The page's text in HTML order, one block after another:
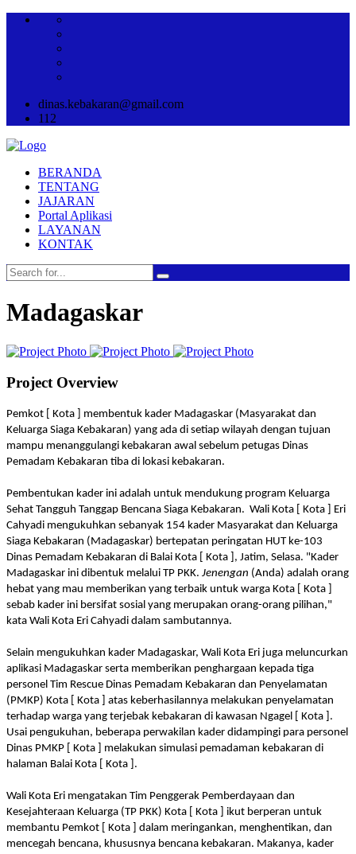
dinas.kebakaran@gmail.com
112
BERANDA
TENTANG
JAJARAN
Portal Aplikasi
LAYANAN
KONTAK
Madagaskar
Project Overview
Pemkot [ Kota ] membentuk kader Madagaskar (Masyarakat dan
Keluarga Siaga Kebakaran) yang ada di setiap wilayah dengan tujuan
mampu menanggulangi kebakaran awal sebelum petugas Dinas
Pemadam Kebakaran tiba di lokasi kebakaran.
Pembentukan kader ini adalah untuk mendukung program Keluarga
Sehat Tangguh Tanggap Bencana Siaga Kebakaran. Wali Kota [ Kota ] Eri
Cahyadi mengukuhkan sebanyak 154 kader Masyarakat dan Keluarga
Siaga Kebakaran (Madagaskar) bertepatan peringatan HUT ke-103
Dinas Pemadam Kebakaran di Balai Kota [ Kota ], Jatim, Selasa. "Kader
Madagaskar ini dibentuk melalui TP PKK. Jenengan (Anda) adalah orang
hebat yang mau memberikan yang terbaik untuk warga Kota [ Kota ]
sebab kader ini bersifat sosial yang merupakan orang-orang pilihan,"
kata Wali Kota Eri Cahyadi dalam sambutannya.
Selain mengukuhkan kader Madagaskar, Wali Kota Eri juga meluncurkan
aplikasi Madagaskar serta memberikan penghargaan kepada tiga
personel Tim Rescue Dinas Pemadam Kebakaran dan Penyelamatan
(PMKP) Kota [ Kota ] atas keberhasilannya melakukan penyelamatan
terhadap warga yang terjebak kebakaran di kawasan Ngagel [ Kota ].
Usai pengukuhan, beberapa perwakilan kader didampingi para personel
Dinas PMKP [ Kota ] melakukan simulasi pemadaman kebakaran di
halaman Balai Kota [ Kota ].
Wali Kota Eri mengatakan Tim Penggerak Pemberdayaan dan
Kesejahteraan Keluarga (TP PKK) Kota [ Kota ] ikut berperan untuk
membantu Pemkot [ Kota ] dalam meringankan, menghentikan, dan
mencegah bencana, khususnya bencana kebakaran. Makanya, kader